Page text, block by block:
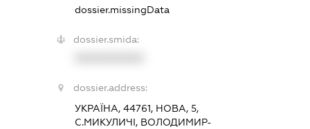
dossier.missingData
dossier.smida:
dossier.address:
УКРАЇНА, 44761, НОВА, 5,
С.МИКУЛИЧІ, ВОЛОДИМИР-